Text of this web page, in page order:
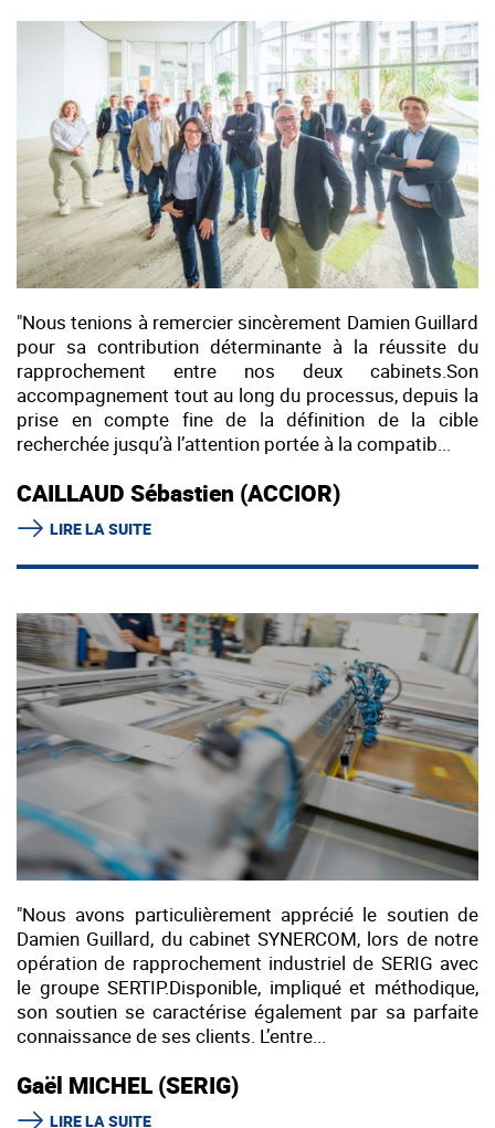
"Nous tenions à remercier sincèrement Damien Guillard
pour sa contribution déterminante à la réussite du
rapprochement entre nos deux cabinets.Son
accompagnement tout au long du processus, depuis la
prise en compte fine de la définition de la cible
recherchée jusqu’à l’attention portée à la compatib...
CAILLAUD Sébastien (ACCIOR)
LIRE LA SUITE
"Nous avons particulièrement apprécié le soutien de
Damien Guillard, du cabinet SYNERCOM, lors de notre
opération de rapprochement industriel de SERIG avec
le groupe SERTIP.Disponible, impliqué et méthodique,
son soutien se caractérise également par sa parfaite
connaissance de ses clients. L’entre...
Gaël MICHEL (SERIG)
LIRE LA SUITE